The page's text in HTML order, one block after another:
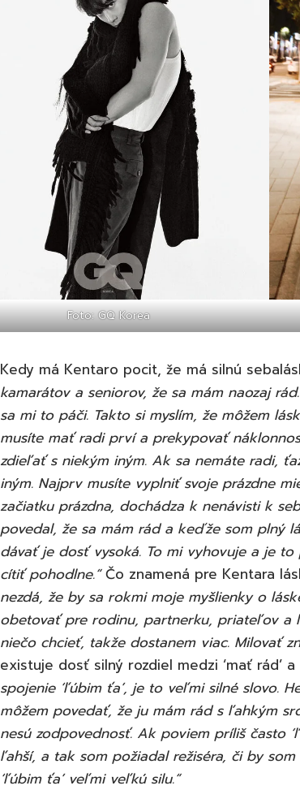
Foto: GQ Korea
Kedy má Kentaro pocit, že má silnú
kamarátov a seniorov, že sa mám naozaj
sa mi to páči. Takto si myslím, že môžem
musíte mať radi prví a prekypovať
zdieľať s niekým iným. Ak sa nemáte radi,
iným. Najprv musíte vyplniť svoje prázdne
začiatku prázdna, dochádza k nenávisti k
povedal, že sa mám rád a keďže som plný
dávať je dosť vysoká. To mi vyhovuje a je
cítiť pohodlne.“Čo znamená pre Kentara
nezdá, že by sa rokmi moje myšlienky o
obetovať pre rodinu, partnerku, priateľov a
niečo chcieť, takže dostanem viac. Milovať
existuje dosť silný rozdiel medzi ‘mať rád’ a
spojenie ‘ľúbim ťa’, je to veľmi silné slovo.
môžem povedať, že ju mám rád s ľahkým
nesú zodpovednosť. Ak poviem príliš často
ľahší, a tak som požiadal režiséra, či by
‘ľúbim ťa’ veľmi veľkú silu.“